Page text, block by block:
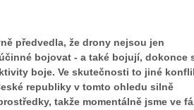
předvedla, že drony nejsou jen
bojovat - a také bojují, dokonce
boje. Ve skutečnosti to jiné
republiky v tomto ohledu silně
takže momentálně jsme ve